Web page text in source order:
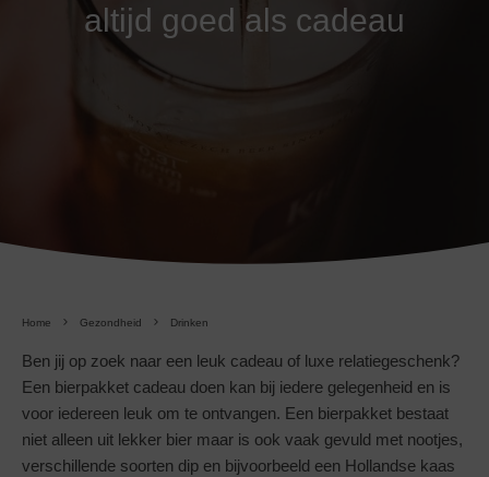
altijd goed als cadeau
Home Gezondheid Drinken
Ben jij op zoek naar een leuk cadeau of luxe relatiegeschenk?
Een bierpakket cadeau doen kan bij iedere gelegenheid en is
voor iedereen leuk om te ontvangen. Een bierpakket bestaat
niet alleen uit lekker bier maar is ook vaak gevuld met nootjes,
verschillende soorten dip en bijvoorbeeld een Hollandse kaas